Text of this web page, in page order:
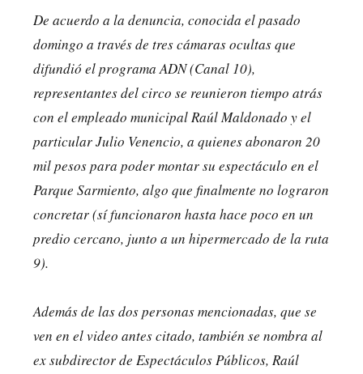
De acuerdo a la denuncia, conocida el pasado
domingo a través de tres cámaras ocultas que
difundió el programa ADN (Canal 10),
representantes del circo se reunieron tiempo atrás
con el empleado municipal Raúl Maldonado y el
particular Julio Venencio, a quienes abonaron 20
mil pesos para poder montar su espectáculo en el
Parque Sarmiento, algo que finalmente no lograron
concretar (sí funcionaron hasta hace poco en un
predio cercano, junto a un hipermercado de la ruta
9).
Además de las dos personas mencionadas, que se
ven en el video antes citado, también se nombra al
ex subdirector de Espectáculos Públicos, Raúl